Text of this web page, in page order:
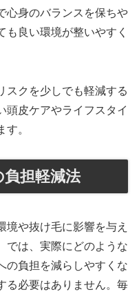
心身のバランスを保ちや
良い環境が整いやすく
スクを少しでも軽減する
頭皮ケアやライフスタイ
。
負担軽減法
境や抜け毛に影響を与え
では、実際にどのような
の負担を減らしやすくな
る必要はありません。毎